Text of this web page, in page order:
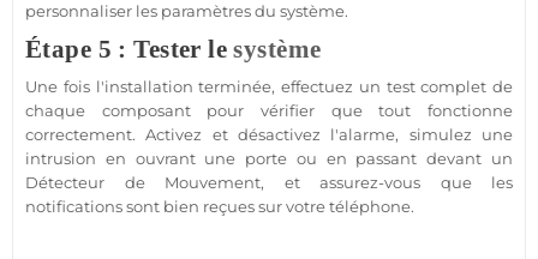
personnaliser les paramètres du système.
Étape 5 : Tester lesystème
Une fois l'installation terminée, effectuez un test complet de
chaque composant pour vérifier que tout fonctionne
correctement. Activez et désactivez l'alarme, simulez une
intrusion en ouvrant une porte ou en passant devant un
Détecteur de Mouvement, et assurez-vous que les
notifications sont bien reçues sur votre téléphone.